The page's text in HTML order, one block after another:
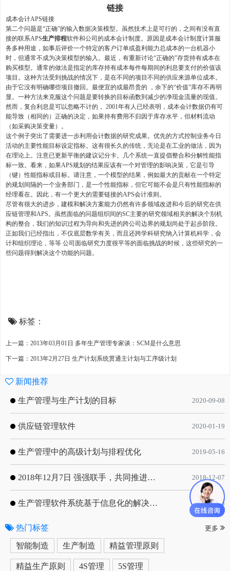
链接
成本会计APS链接
第二个问题是“正确”的输入数据决策模型。虽然技术上是可行的，之间有没有直
接的联系APS生产排程软件和公司的成本会计制度。原因是成本会计制度计算服
务多种用途，如事后评价一个特定的客户订单或盈利能力总成本的一台机器小
时，但通常不成为决策模型的输入。最近，有重新讨论“正确的”存货持有成本在
购买模型。通常的做法是指定的库存持有成本每件每期间的利息要支付的价值该
项目。这种方法受到挑战的情况下，是在不同的项目不同的供应来源单位成本。
由于它没有明确哪些项目撤回。最便宜的或最昂贵的 ，余下的“价值”库存不再明
显。一种方法来克服这个问题是要转换的目标函数到减少的净现金流量的现值。
然而，复合利息是可以忽略不计的， 2001年有人已经表明，成本会计数据仍有可
能导致（相同的）正确的决定，如果持有费用不归因于库存水平，但材料流动
（如采购决策变量）。
这个例子突出了需要进一步利用会计数据的研究成果。优先的方式控制业务今日
活动的主要性能目标设定指标。这有很长久的传统，无论是在工业的做法，因为
在理论上。注意已更新平衡的建议记分卡。几个系统一直提倡整合和分解性能指
标一致。看来，如果APS规划的结果应该有一个对管理的影响决策，它是引导
（键）性能指标或目标。请注意，一个模型的结果，例如最大的贡献在一个特定
的规划间隔的一个业务部门，是一个性能指标，但它可能不会是只有性能指标的
经理看在。因此，有一个更大的需要链接的APS会计准则。
尽管有很大的进步，建模和解决方案能力仍然有许多领域改进和今后的研究在供
应链管理和APS。虽然面临的问题组织间的SC主要的研究领域相关的解决个别机
构的整合，我们的知识过程为导向和先进的跨公司边界的规划尚处于起步阶段。
正如我们已经指出，不仅底层数学有关，而且还跨学科研究纳入计算机科学，会
计和组织理论，等等 公司面临研究力度很平等的面临挑战的时候，这些研究的一
些问题得到解决这个功能的问题。
标签：
上一篇：2013年03月01日 多年生产管理专家谈：SCM是什么意思
下一篇：2013年2月27日 生产计划系统贯通主计划与工序级计划
新闻推荐
生产管理与生产计划的目标 2020-09-08
供应链管理软件 2020-01-19
生产管理中的高级计划与排程优化 2019-05-16
2018年12月7日 强强联手，共同推进电子器件领域APS应用典范 风华高科生产自动化工业互联网应用项目-APS项目启动会 2018-12-07
生产管理软件系统基于信息化的解决方案 2019-05-13
热门标签 更多
智能制造 生产制造 精益管理原则
精益生产原则 4S管理 5S管理